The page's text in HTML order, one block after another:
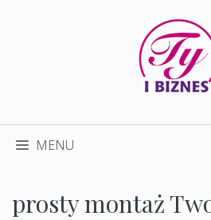
MENU
prosty montaż